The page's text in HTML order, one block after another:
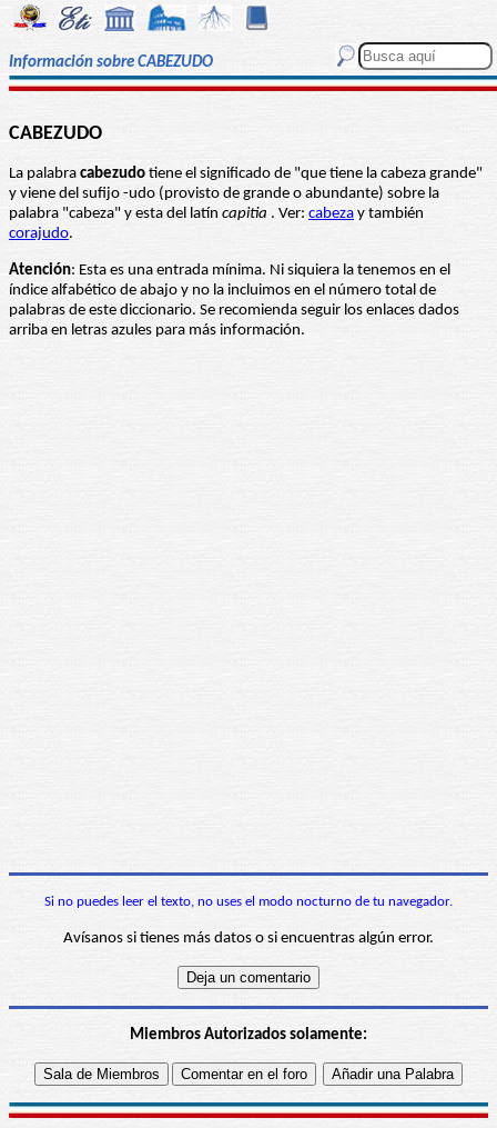
Información sobre CABEZUDO
CABEZUDO
La palabra cabezudo tiene el significado de "que tiene la cabeza grande"
y viene del sufijo -udo (provisto de grande o abundante) sobre la
palabra "cabeza" y esta del latín capitia . Ver: cabeza y también
corajudo.
Atención: Esta es una entrada mínima. Ni siquiera la tenemos en el
índice alfabético de abajo y no la incluimos en el número total de
palabras de este diccionario. Se recomienda seguir los enlaces dados
arriba en letras azules para más información.
Si no puedes leer el texto, no uses el modo nocturno de tu navegador.
Avísanos si tienes más datos o si encuentras algún error.
Miembros Autorizados solamente: